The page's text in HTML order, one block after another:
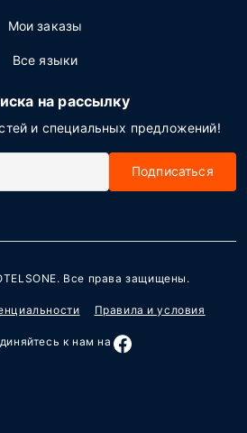
Мои заказы
Все языки
на рассылку
и специальных предложений!
Подписаться
. Все права защищены.
Правила и условия
к нам на